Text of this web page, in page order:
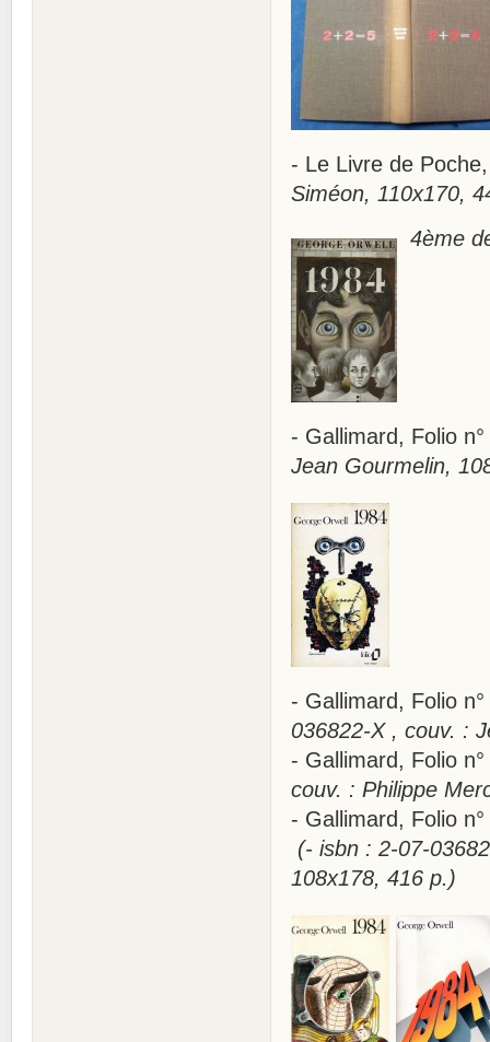
- Le Livre de
Siméon, 110x170,
4ème
- Gallimard, Folio
Jean Gourmelin,
- Gallimard, Folio
036822-X , couv. :
- Gallimard, Folio
couv. : Philippe
- Gallimard, Folio
(- isbn : 2-07-
108x178, 416 p.)